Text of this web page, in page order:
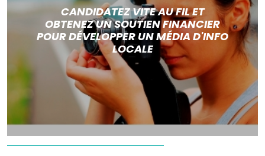
CANDIDATEZ VITE AU FIL ET
OBTENEZ UN SOUTIEN FINANCIER
POUR DÉVELOPPER UN MÉDIA D'INFO
LOCALE